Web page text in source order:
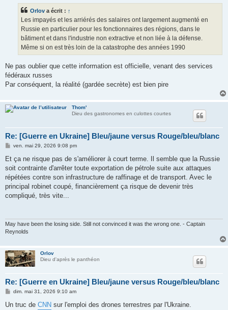
Orlov a écrit : ↑
Les impayés et les arriérés des salaires ont largement augmenté en
Russie en particulier pour les fonctionnaires des régions, dans le
bâtiment et dans l'industrie non extractive et non liée à la défense.
Même si on est très loin de la catastrophe des années 1990
Ne pas oublier que cette information est officielle, venant des services
fédéraux russes
Par conséquent, la réalité (gardée secrète) est bien pire
Thom'
Dieu des gastronomes en culottes courtes
Re: [Guerre en Ukraine] Bleu/jaune versus Rouge/bleu/blanc
M
s
a
g
e
ven. mai 29, 2026 9:08 pm
Et ça ne risque pas de s'améliorer à court terme. Il semble que la Russie
soit contrainte d'arrêter toute exportation de pétrole suite aux attaques
répétées contre son infrastructure de raffinage et de transport. Avec le
principal robinet coupé, financièrement ça risque de devenir très
compliqué, très vite...
May have been the losing side. Still not convinced it was the wrong one. - Captain
Reynolds
Orlov
Dieu d'après le panthéon
Re: [Guerre en Ukraine] Bleu/jaune versus Rouge/bleu/blanc
M
s
dim. mai 31, 2026 9:10 am
Un truc de CNN sur l'emploi des drones terrestres par l'Ukraine.